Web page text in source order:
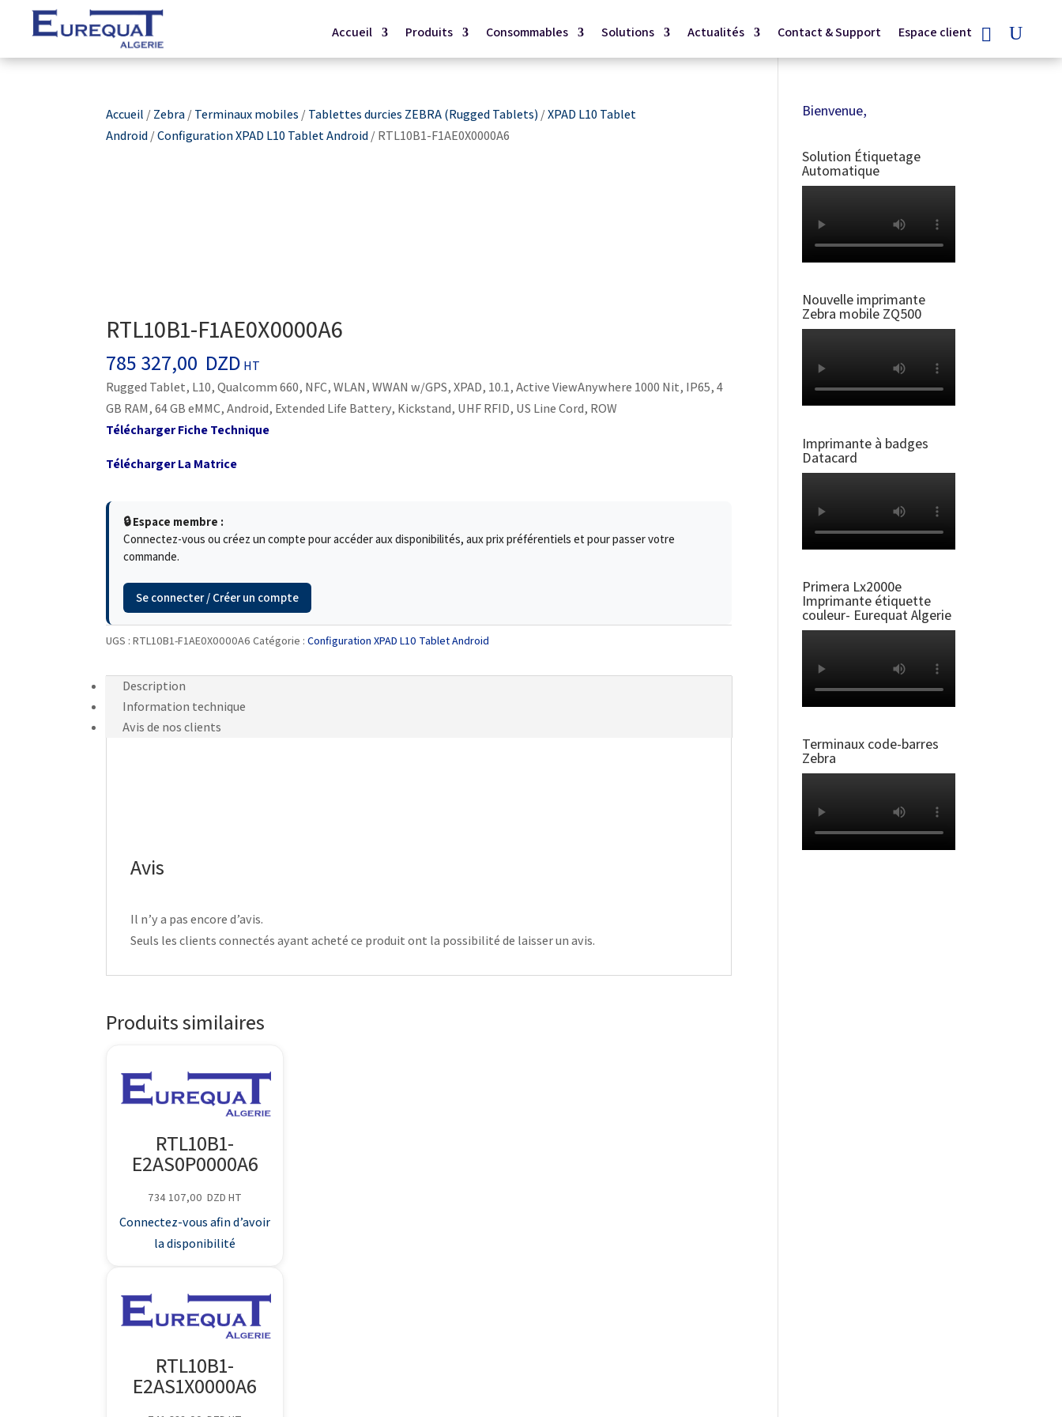
Accueil Produits Consommables Solutions Actualités Contact & Support Espace client
Accueil /Zebra/Terminaux mobiles /Tablettes durcies ZEBRA (Rugged Tablets)/XPAD L10 Tablet
Android/Configuration XPAD L10 Tablet Android/ RTL10B1-F1AE0X0000A6
RTL10B1-F1AE0X0000A6
785 327,00 DZD HT
Rugged Tablet, L10, Qualcomm 660, NFC, WLAN, WWAN w/GPS, XPAD, 10.1, Active ViewAnywhere 1000 Nit, IP65, 4
GB RAM, 64 GB eMMC, Android, Extended Life Battery, Kickstand, UHF RFID, US Line Cord, ROW
Télécharger Fiche Technique
Télécharger La Matrice
🔒 Espace membre :
Connectez-vous ou créez un compte pour accéder aux disponibilités, aux prix préférentiels et pour passer votre
commande.
Se connecter / Créer un compte
UGS :RTL10B1-F1AE0X0000A6 Catégorie :Configuration XPAD L10 Tablet Android
Description
Information technique
Avis de nos clients
Avis
Il n’y a pas encore d’avis.
Seuls les clients connectés ayant acheté ce produit ont la possibilité de laisser un avis.
Produits similaires
RTL10B1-
E2AS0P0000A6
734 107,00 DZD HT
Connectez-vous afin d’avoir
la disponibilité
RTL10B1-
E2AS1X0000A6
Bienvenue,
Solution Étiquetage
Automatique
Nouvelle imprimante
Zebra mobile ZQ500
Imprimante à badges
Datacard
Primera Lx2000e
Imprimante étiquette
couleur- Eurequat Algerie
Terminaux code-barres
Zebra